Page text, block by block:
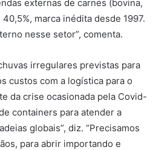
externas de carnes (bovina,
marca inédita desde 1997.
nesse setor”, comenta.
irregulares previstas para
custos com a logística para o
da crise ocasionada pela Covid-
containers para atender a
globais”, diz. “Precisamos
para abrir importando e